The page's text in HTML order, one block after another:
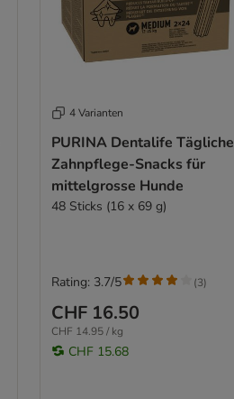
4 Varianten
PURINA Dentalife Tägliche
Zahnpflege-Snacks für
mittelgrosse Hunde
48 Sticks (16 x 69 g)
CHF 16.50
CHF 14.95 / kg
CHF 15.68
Rating: 3.7/5 (3)